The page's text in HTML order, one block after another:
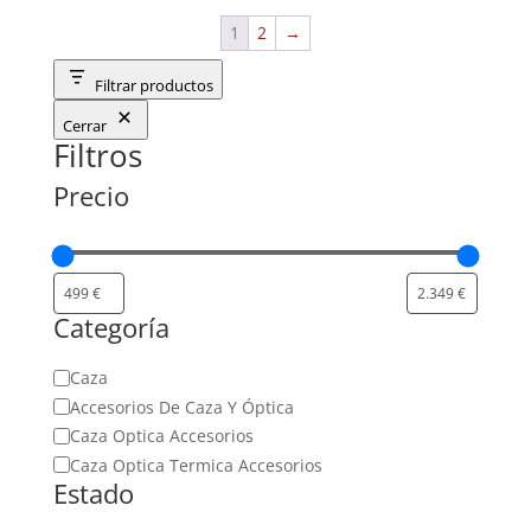
1 2 →
Filtrar productos
Cerrar
Filtros
Precio
Categoría
Categoría
Caza
Accesorios De Caza Y Óptica
Caza Optica Accesorios
Caza Optica Termica Accesorios
Estado